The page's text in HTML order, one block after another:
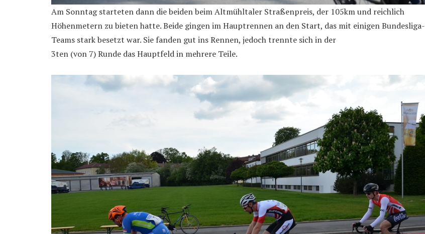
Am Sonntag starteten dann die beiden beim Altmühltaler Straßenpreis, der 105km und reichlich
Höhenmetern zu bieten hatte. Beide gingen im Hauptrennen an den Start, das mit einigen Bundesliga-
Teams stark besetzt war. Sie fanden gut ins Rennen, jedoch trennte sich in der
3ten (von 7) Runde das Hauptfeld in mehrere Teile.